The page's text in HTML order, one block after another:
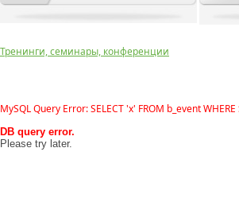
Тренинги, семинары, конференции
MySQL Query Error: SELECT 'x' FROM b_event
DB query error.
Please try later.